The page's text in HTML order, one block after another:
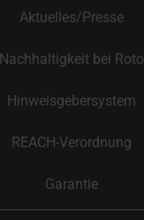
Aktuelles/Presse
Nachhaltigkeit bei Roto
Hinweisgebersystem
REACH-Verordnung
Garantie